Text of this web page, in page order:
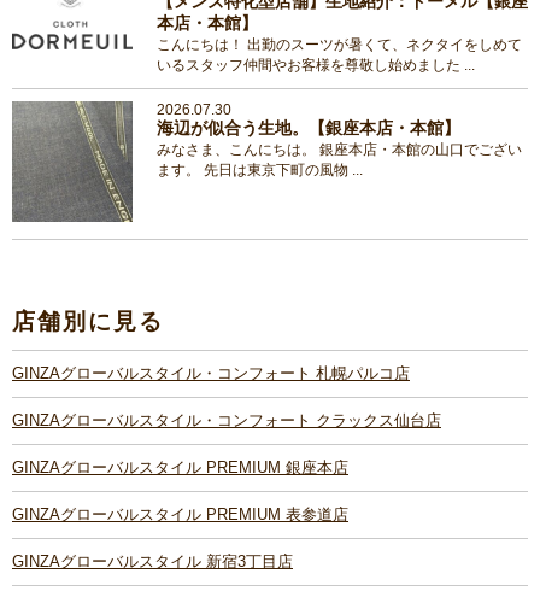
本店・本館】
こんにちは！ 出勤のスーツが暑くて、ネクタイをしめて
いるスタッフ仲間やお客様を尊敬し始めました ...
2026.07.30
海辺が似合う生地。【銀座本店・本館】
みなさま、こんにちは。 銀座本店・本館の山口でござい
ます。 先日は東京下町の風物 ...
店舗別に見る
GINZAグローバルスタイル・コンフォート 札幌パルコ店
GINZAグローバルスタイル・コンフォート クラックス仙台店
GINZAグローバルスタイル PREMIUM 銀座本店
GINZAグローバルスタイル PREMIUM 表参道店
GINZAグローバルスタイル 新宿3丁目店